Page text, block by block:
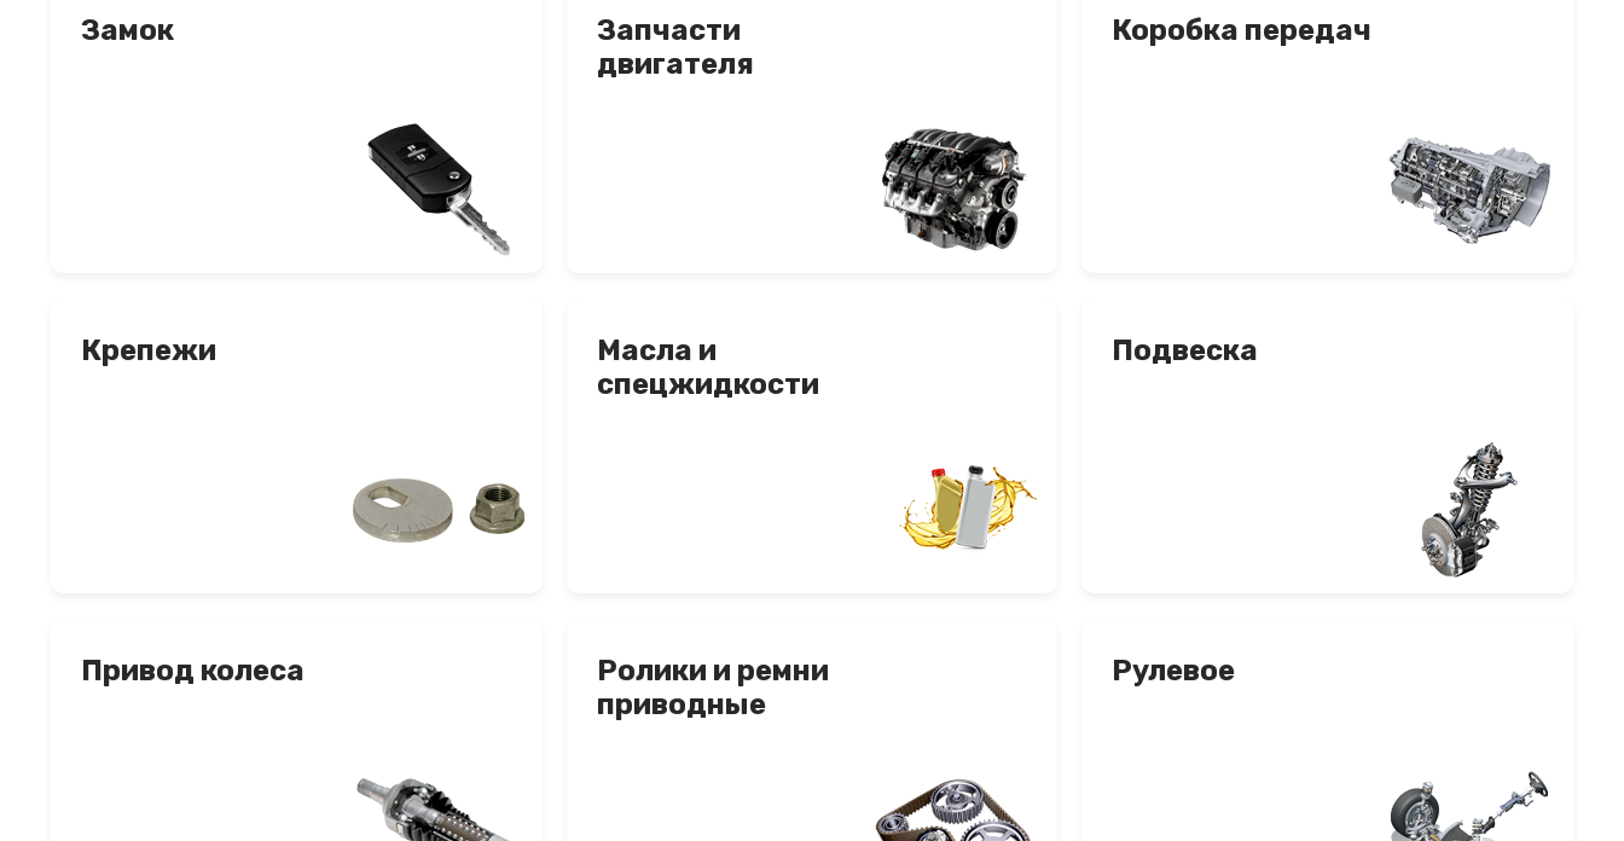
Замок
Запчасти
двигателя
Коробка передач
Крепежи
Масла и
спецжидкости
Подвеска
Привод колеса
Ролики и ремни
приводные
Рулевое